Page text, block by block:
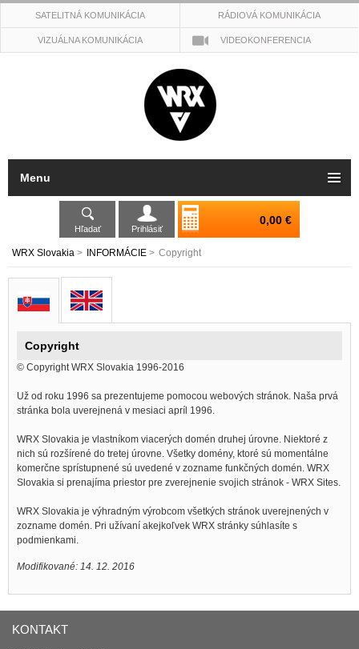
SATELITNÁ KOMUNIKÁCIA RÁDIOVÁ KOMUNIKÁCIA
VIZUÁLNA KOMUNIKÁCIA VIDEOKONFERENCIA
Hľadať Prihlásiť
0,00 €
WRX Slovakia > INFORMÁCIE > Copyright
Copyright
© Copyright WRX Slovakia 1996-2016
Už od roku 1996 sa prezentujeme pomocou webových stránok. Naša prvá
stránka bola uverejnená v mesiaci apríl 1996.
WRX Slovakia je vlastníkom viacerých domén druhej úrovne. Niektoré z
nich sú rozšírené do tretej úrovne. Všetky domény, ktoré sú momentálne
komerčne sprístupnené sú uvedené v zozname funkčných domén. WRX
Slovakia si prenajíma priestor pre zverejnenie svojich stránok - WRX Sites.
WRX Slovakia je výhradným výrobcom všetkých stránok uverejnených v
zozname domén. Pri užívaní akejkoľvek WRX stránky súhlasíte s
podmienkami.
Modifikované: 14. 12. 2016
Menu
KONTAKT